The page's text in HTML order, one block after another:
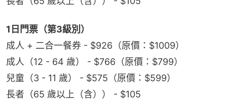
1日門票（第3級別）
成人 + 二合一餐券 - $926（原價：$1009）
成人（12 - 64 歲） - $766（原價：$799）
兒童（3 - 11 歲） - $575（原價：$599）
長者（65 歲以上（含）） - $105